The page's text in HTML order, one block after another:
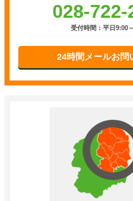
028-722-
受付時間：平日9:00
24時間メールお問